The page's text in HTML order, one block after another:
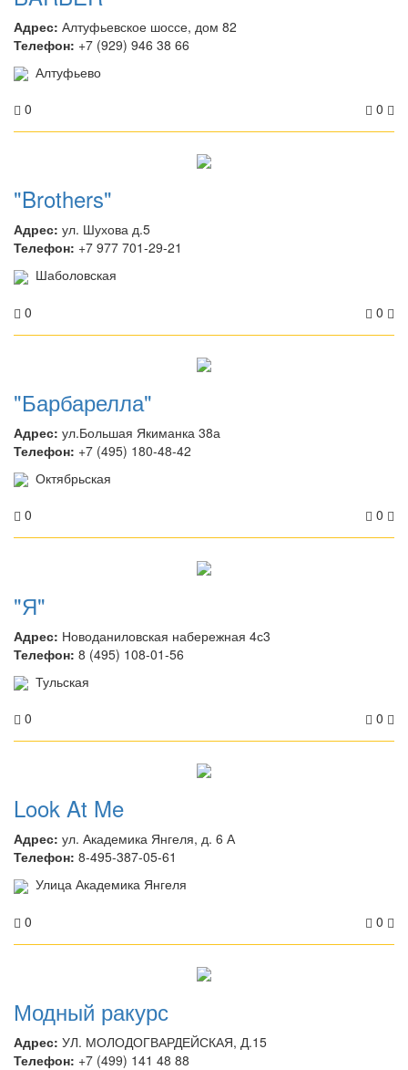
Адрес: Алтуфьевское шоссе, дом 82
Телефон: +7 (929) 946 38 66
Алтуфьево
0 0
"Brothers"
Адрес: ул. Шухова д.5
Телефон: +7 977 701-29-21
Шаболовская
0 0
"Барбарелла"
Адрес: ул.Большая Якиманка 38а
Телефон: +7 (495) 180-48-42
Октябрьская
0 0
"Я"
Адрес: Новоданиловская набережная 4с3
Телефон: 8 (495) 108-01-56
Тульская
0 0
Look At Me
Адрес: ул. Академика Янгеля, д. 6 А
Телефон: 8-495-387-05-61
Улица Академика Янгеля
0 0
Модный ракурс
Адрес: УЛ. МОЛОДОГВАРДЕЙСКАЯ, Д.15
Телефон: +7 (499) 141 48 88